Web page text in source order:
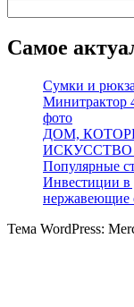
Самое
Сумки и
Минитрактор
фото
ДОМ,
ИСКУССТВО
Популярные
Инвестиции в
нержавеющие
Тема WordPress: